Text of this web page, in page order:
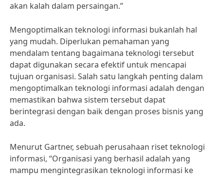
akan kalah dalam persaingan.”
Mengoptimalkan teknologi informasi bukanlah hal
yang mudah. Diperlukan pemahaman yang
mendalam tentang bagaimana teknologi tersebut
dapat digunakan secara efektif untuk mencapai
tujuan organisasi. Salah satu langkah penting dalam
mengoptimalkan teknologi informasi adalah dengan
memastikan bahwa sistem tersebut dapat
berintegrasi dengan baik dengan proses bisnis yang
ada.
Menurut Gartner, sebuah perusahaan riset teknologi
informasi, “Organisasi yang berhasil adalah yang
mampu mengintegrasikan teknologi informasi ke